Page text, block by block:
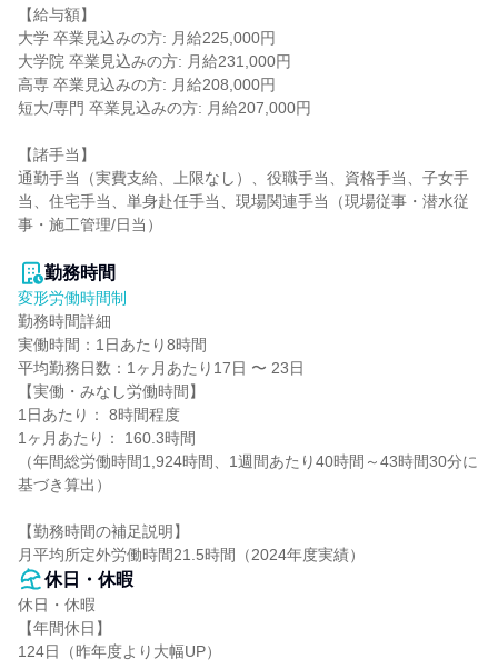
【給与額】
大学 卒業見込みの方: 月給225,000円
大学院 卒業見込みの方: 月給231,000円
高専 卒業見込みの方: 月給208,000円
短大/専門 卒業見込みの方: 月給207,000円
【諸手当】
通勤手当（実費支給、上限なし）、役職手当、資格手当、子女手
当、住宅手当、単身赴任手当、現場関連手当（現場従事・潜水従
事・施工管理/日当）
勤務時間
変形労働時間制
勤務時間詳細
実働時間：1日あたり8時間
平均勤務日数：1ヶ月あたり17日 〜 23日
【実働・みなし労働時間】
1日あたり： 8時間程度
1ヶ月あたり： 160.3時間
（年間総労働時間1,924時間、1週間あたり40時間～43時間30分に
基づき算出）
【勤務時間の補足説明】
月平均所定外労働時間21.5時間（2024年度実績）
休日・休暇
休日・休暇
【年間休日】
124日（昨年度より大幅UP）